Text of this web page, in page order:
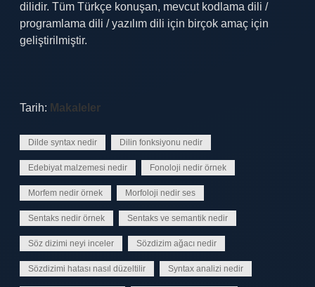
dilidir. Tüm Türkçe konuşan, mevcut kodlama dili /
programlama dili / yazılım dili için birçok amaç için
geliştirilmiştir.
Tarih: Makaleler
Dilde syntax nedir Dilin fonksiyonu nedir
Edebiyat malzemesi nedir Fonoloji nedir örnek
Morfem nedir örnek Morfoloji nedir ses
Sentaks nedir örnek Sentaks ve semantik nedir
Söz dizimi neyi inceler Sözdizim ağacı nedir
Sözdizimi hatası nasıl düzeltilir Syntax analizi nedir